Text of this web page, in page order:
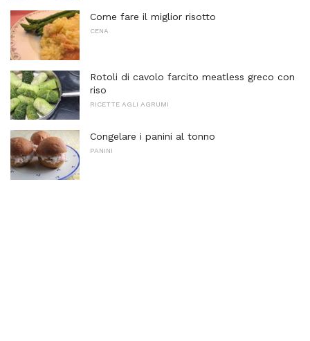
Come fare il miglior risotto
CENA
Rotoli di cavolo farcito meatless greco con
riso
RICETTE AGLI AGRUMI
Congelare i panini al tonno
PANINI